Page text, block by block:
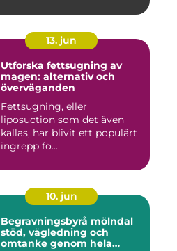
13. jun
Utforska fettsugning av
magen: alternativ och
överväganden
Fettsugning, eller
liposuction som det även
kallas, har blivit ett populärt
ingrepp fö...
10. jun
Begravningsbyrå mölndal
stöd, vägledning och
omtanke genom hela